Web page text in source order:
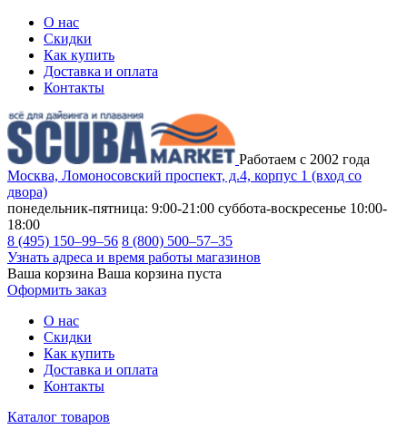
О нас
Скидки
Как купить
Доставка и оплата
Контакты
Работаем с 2002 года
Москва, Ломоносовский проспект, д.4, корпус 1 (вход со
двора)
понедельник-пятница: 9:00-21:00 суббота-воскресенье 10:00-
18:00
8 (495) 150–99–56 8 (800) 500–57–35
Узнать адреса и время работы магазинов
Ваша корзина Ваша корзина пуста
Оформить заказ
О нас
Скидки
Как купить
Доставка и оплата
Контакты
Каталог товаров